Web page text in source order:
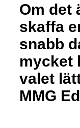
Om det
skaffa
snabb
mycket
valet
MMG